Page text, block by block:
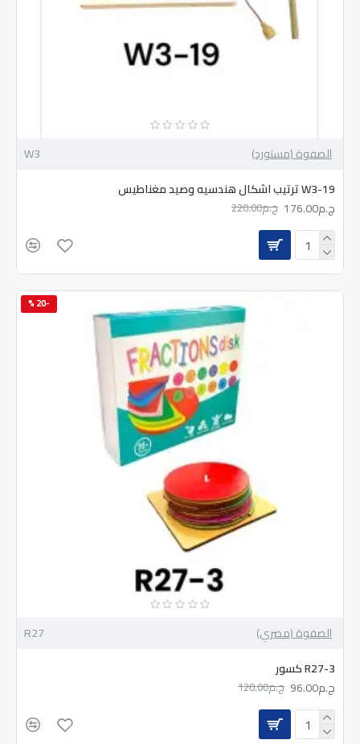
الصفوة (مستورد)
W3
W3-19 ترتيب اشكال هندسيه وصيد مغناطيس
ج.م176.00
ج.م220.00
-20 %
الصفوة (مصري)
R27
R27-3 كسور
ج.م96.00
ج.م120.00